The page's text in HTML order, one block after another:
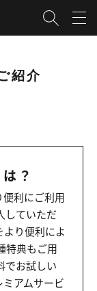
紹介
？
便利にご利用
していただ
より便利によ
特典もご用
でお試しい
アムサービ